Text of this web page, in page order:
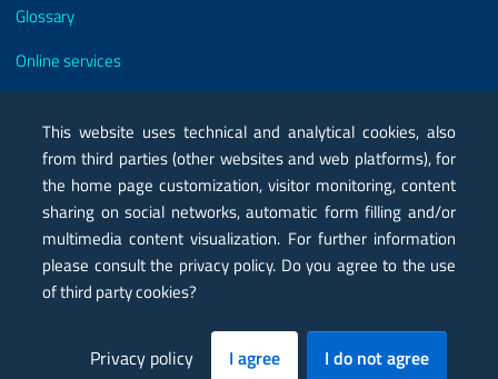
Glossary
Online services
Certified mail PEC
Privacy
Legal notes
Contacts
Accessibility statement
This website uses technical and analytical cookies, also
from third parties (other websites and web platforms), for
the home page customization, visitor monitoring, content
sharing on social networks, automatic form filling and/or
multimedia content visualization. For further information
please consult the privacy policy. Do you agree to the use
of third party cookies?
Privacy policy I agree I do not agree